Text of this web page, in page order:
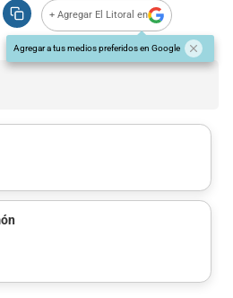
+ Agregar El Litoral en
Agregar a tus medios preferidos en Google